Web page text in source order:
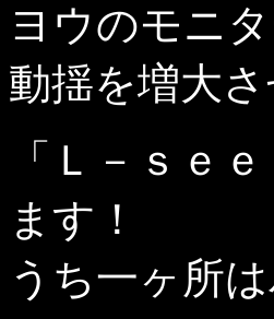
ヨウのモニ
動揺を増大さ
「Ｌ－ｓｅ
ます！
うち一ヶ所